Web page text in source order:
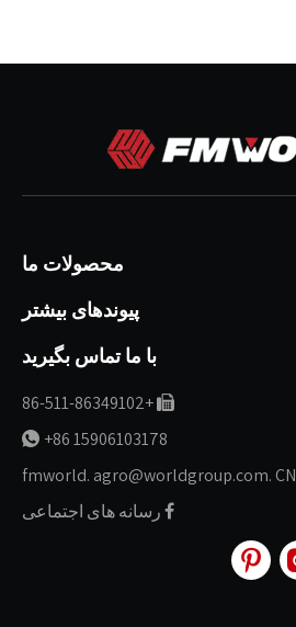
محصولات ما
پیوندهای بیشتر
با ما تماس بگیرید

+86-511-86349102
 +86 15906103178
fmworld. agro@worldgroup.com. CN
 رسانه های اجتماعی